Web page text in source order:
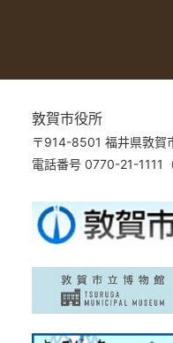
敦賀市役所
〒914-8501 福井県敦賀
電話番号 0770-21-1111（